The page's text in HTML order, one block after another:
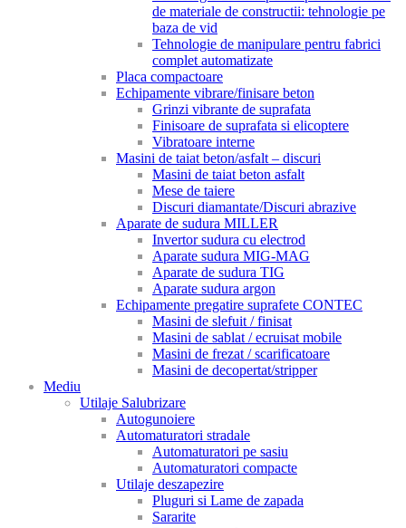
de materiale de constructii: tehnologie pe
baza de vid
Tehnologie de manipulare pentru fabrici
complet automatizate
Placa compactoare
Echipamente vibrare/finisare beton
Grinzi vibrante de suprafata
Finisoare de suprafata si elicoptere
Vibratoare interne
Masini de taiat beton/asfalt – discuri
Masini de taiat beton asfalt
Mese de taiere
Discuri diamantate/Discuri abrazive
Aparate de sudura MILLER
Invertor sudura cu electrod
Aparate sudura MIG-MAG
Aparate de sudura TIG
Aparate sudura argon
Echipamente pregatire suprafete CONTEC
Masini de slefuit / finisat
Masini de sablat / ecruisat mobile
Masini de frezat / scarificatoare
Masini de decopertat/stripper
Mediu
Utilaje Salubrizare
Autogunoiere
Automaturatori stradale
Automaturatori pe sasiu
Automaturatori compacte
Utilaje deszapezire
Pluguri si Lame de zapada
Sararite